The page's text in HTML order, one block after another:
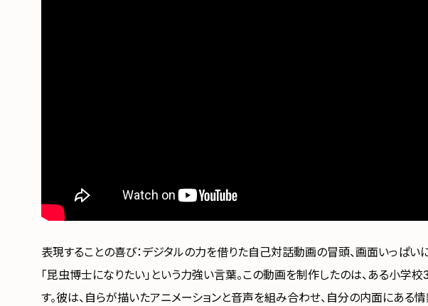
表現することの喜び：デジタルの力を借りた自己対話動画の冒頭、画面いっぱい
「昆虫博士になりたい」という力強い言葉。この動画を制作したのは、ある小学
す。彼は、自らが描いたアニメーションと音声を組み合わせ、自分の内面にある